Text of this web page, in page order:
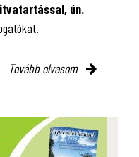
ún.
Tovább olvasom